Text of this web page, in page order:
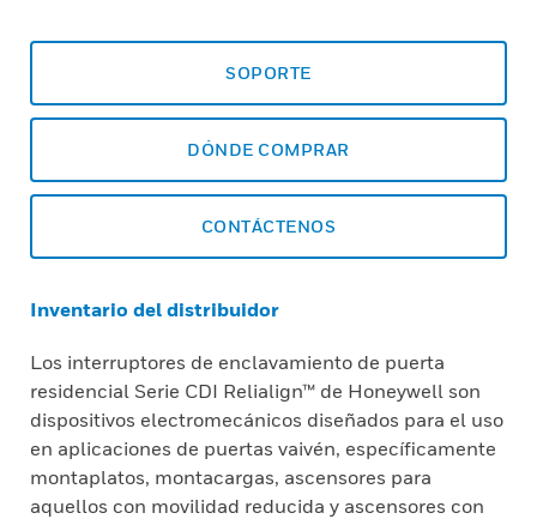
SOPORTE
DÓNDE COMPRAR
CONTÁCTENOS
Inventario del distribuidor
Los interruptores de enclavamiento de puerta
residencial Serie CDI Relialign™ de Honeywell son
dispositivos electromecánicos diseñados para el uso
en aplicaciones de puertas vaivén, específicamente
montaplatos, montacargas, ascensores para
aquellos con movilidad reducida y ascensores con